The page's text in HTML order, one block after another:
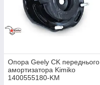
Опора Geely CK переднього
амортизатора Kimiko
1400555180-KM